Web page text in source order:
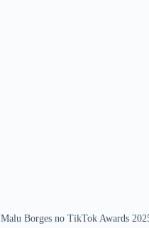
Malu Borges no TikTok Awards